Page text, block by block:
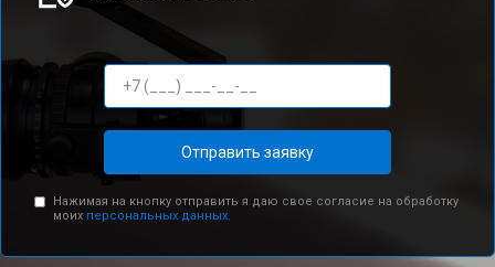
Отправить заявку
Нажимая на кнопку отправить я даю свое согласие на обработку
моих персональных данных.